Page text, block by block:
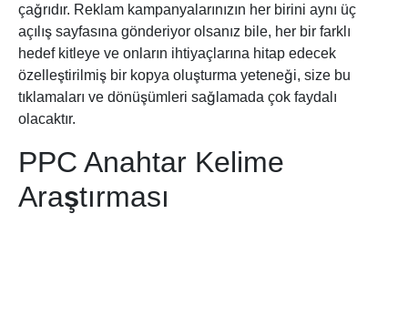
çağrıdır. Reklam kampanyalarınızın her birini aynı üç
açılış sayfasına gönderiyor olsanız bile, her bir farklı
hedef kitleye ve onların ihtiyaçlarına hitap edecek
özelleştirilmiş bir kopya oluşturma yeteneği, size bu
tıklamaları ve dönüşümleri sağlamada çok faydalı
olacaktır.
PPC Anahtar Kelime
Araştırması